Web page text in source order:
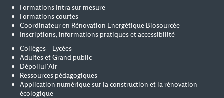
Formations Intra sur mesure
Formations courtes
Coordinateur en Rénovation Energétique Biosourcée
Inscriptions, informations pratiques et accessibilité
Collèges – Lycées
Adultes et Grand public
Dépollul’Air
Ressources pédagogiques
Application numérique sur la construction et la rénovation
écologique